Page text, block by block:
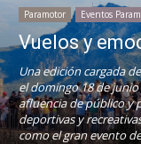
Paramotor Eventos
Vuelos y
Una edición cargada
el domingo 18 de junio
afluencia de público y
deportivas y
como el gran evento